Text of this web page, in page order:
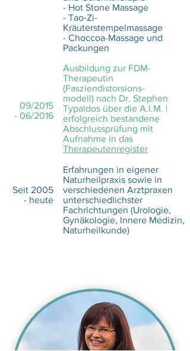
09/2015
- 06/2016
Seit 2005
- heute
- Hot Stone Massage
- Tao-Zi-
Kräuterstempelmassage
- Choccoa-Massage und
Packungen
Ausbildung zur FDM-
Therapeutin
(Fasziendistorsions-
modell) nach Dr. Stephen
Typaldos über die A.I.M. |
erfolgreich bestandene
Abschlussprüfung mit
Aufnahme in das
Therapeutenregister
Erfahrungen in eigener
Naturheilpraxis sowie in
verschiedenen Arztpraxen
unterschiedlichster
Fachrichtungen (Urologie,
Gynäkologie, Innere Medizin,
Naturheilkunde)